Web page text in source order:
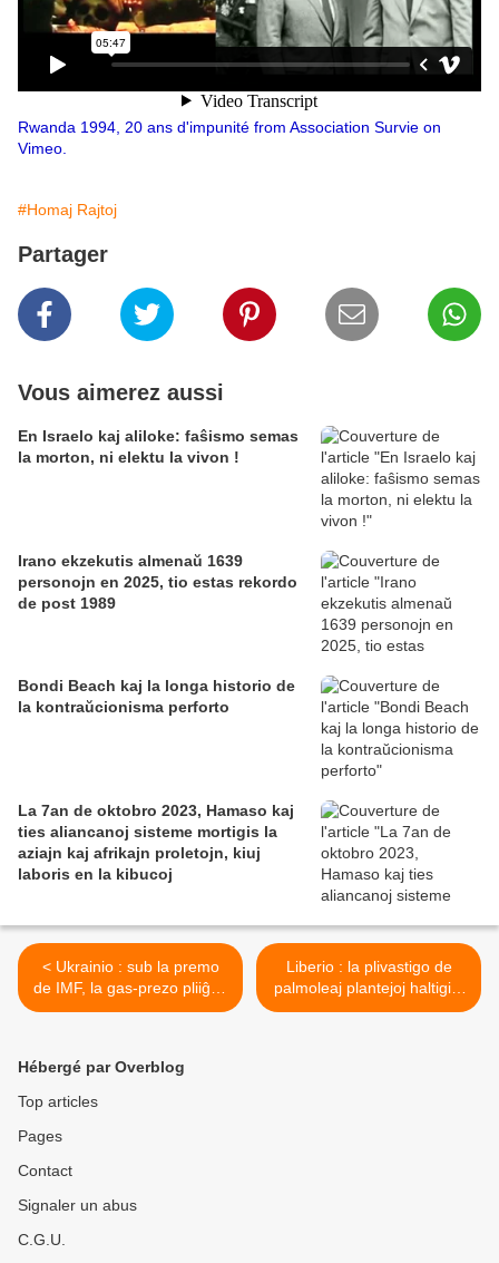
Rwanda 1994, 20 ans d'impunité from Association Survie on
Vimeo
#Homaj Rajtoj
Partager
Vous aimerez aussi
En Israelo kaj aliloke: faŝismo semas
la morton, ni elektu la vivon !
Irano ekzekutis almenaŭ 1639
personojn en 2025, tio estas rekordo
de post 1989
Bondi Beach kaj la longa historio de
la kontraŭcionisma perforto
La 7an de oktobro 2023, Hamaso kaj
ties aliancanoj sisteme mortigis la
aziajn kaj afrikajn proletojn, kiuj
laboris en la kibucoj
< Ukrainio : sub la premo
de IMF, la gas-prezo pliiĝos
je 50%
Liberio : la plivastigo de
palmoleaj plantejoj haltigita
>
Hébergé par Overblog
Top articles
Pages
Contact
Signaler un abus
C.G.U.